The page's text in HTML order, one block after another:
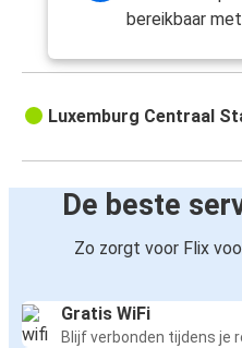
bereikbaar
Luxemburg Centraal
De beste
Zo zorgt voor Flix
Gratis WiFi
Blijf verbonden tijdens je